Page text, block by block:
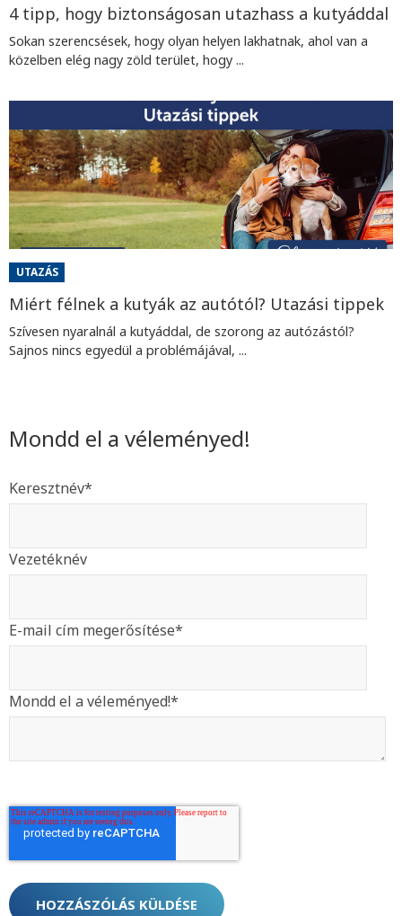
4 tipp, hogy biztonságosan utazhass a kutyáddal
Sokan szerencsések, hogy olyan helyen lakhatnak, ahol van a
közelben elég nagy zöld terület, hogy ...
UTAZÁS
Miért félnek a kutyák az autótól? Utazási tippek
Szívesen nyaralnál a kutyáddal, de szorong az autózástól?
Sajnos nincs egyedül a problémájával, ...
Mondd el a véleményed!
Keresztnév*
Vezetéknév
E-mail cím megerősítése*
Mondd el a véleményed!*